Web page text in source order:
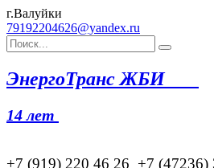
г.Валуйки
79192204626@yandex.ru
ЭнергоТранс ЖБИ
14 лет
+7 (919) 220 46 26 +7 (47236)